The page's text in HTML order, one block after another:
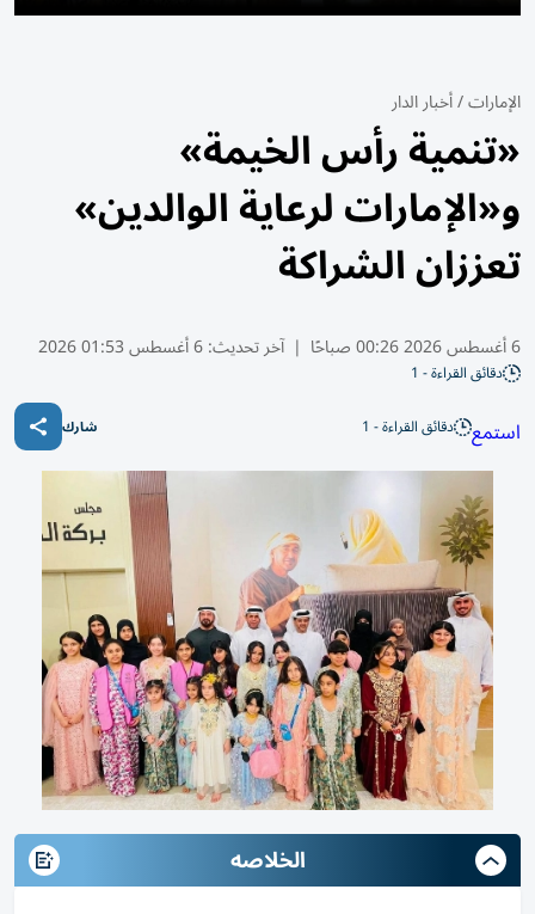
الإمارات/أخبار الدار
«تنمية رأس الخيمة»
و«الإمارات لرعاية الوالدين»
تعززان الشراكة
6 أغسطس 2026 00:26 صباحًا | آخر تحديث:6 أغسطس 01:53 2026
دقائق القراءة - 1
استمع دقائق القراءة - 1 شارك
الخلاصه